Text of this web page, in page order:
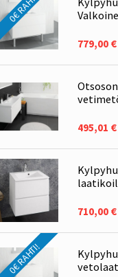
779,00 €
495,01 €
710,00 €
0€ RAHTI!